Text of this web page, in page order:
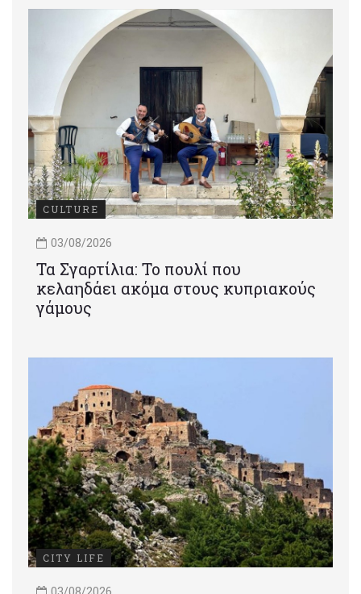
CULTURE
03/08/2026
Τα Σγαρτίλια: Το πουλί που
κελαηδάει ακόμα στους κυπριακούς
γάμους
CITY LIFE